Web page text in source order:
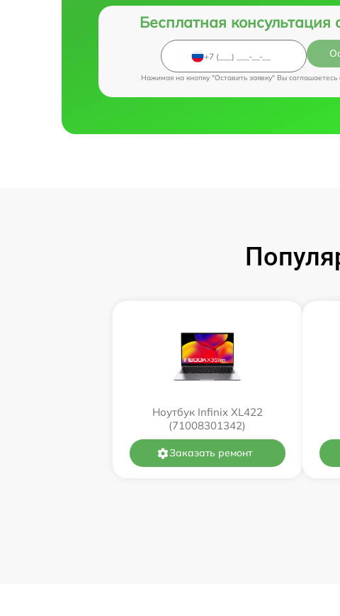
Бесплатная консультация
Нажимая на кнопку "Оставить заявку" Вы соглашаетесь
Ноутбук Infinix XL422
(71008301342)
Заказать ремонт